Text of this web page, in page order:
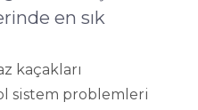
en sık
kaçakları
sistem problemleri